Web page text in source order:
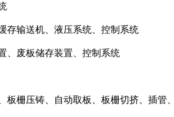
存输送机、液压系统、控制系统
、废板储存装置、控制系统
栅压铸、自动取板、板栅切挤、插管